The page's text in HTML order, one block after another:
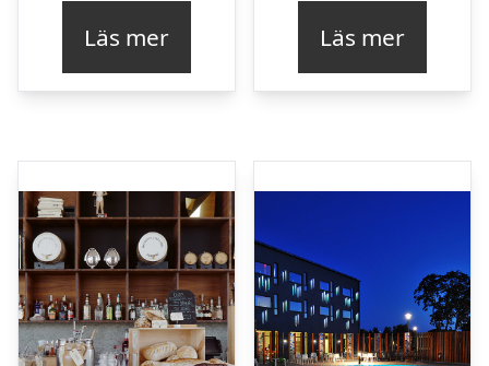
Läs mer Läs mer